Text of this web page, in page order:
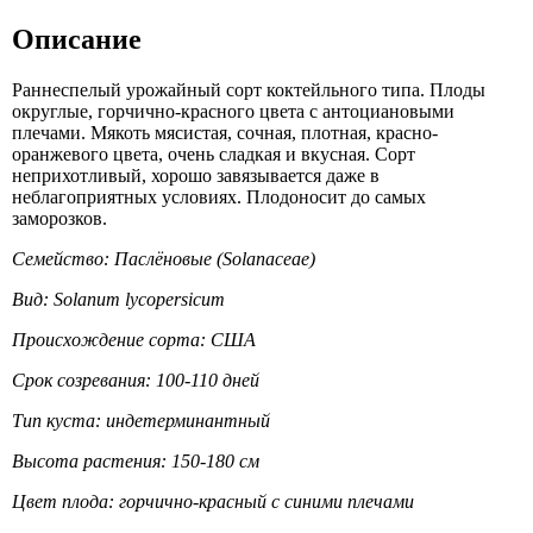
Описание
Раннеспелый урожайный сорт коктейльного типа. Плоды
округлые, горчично-красного цвета с антоциановыми
плечами. Мякоть мясистая, сочная, плотная, красно-
оранжевого цвета, очень сладкая и вкусная. Сорт
неприхотливый, хорошо завязывается даже в
неблагоприятных условиях. Плодоносит до самых
заморозков.
Семейство: Паслёновые (Solanaceae)
Вид: Solanum lycopersicum
Происхождение сорта: США
Срок созревания: 100-110 дней
Тип куста: индетерминантный
Высота растения: 150-180 см
Цвет плода: горчично-красный с синими плечами